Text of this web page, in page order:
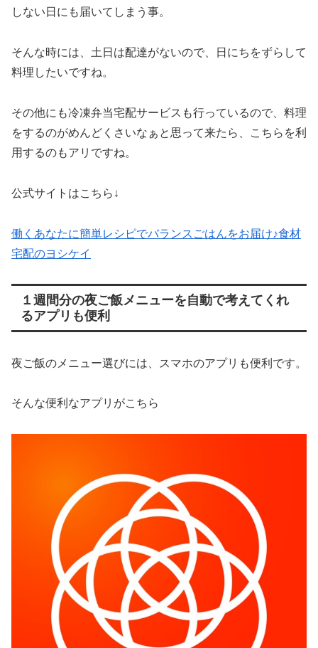
しない日にも届いてしまう事。
そんな時には、土日は配達がないので、日にちをずらして
料理したいですね。
その他にも冷凍弁当宅配サービスも行っているので、料理
をするのがめんどくさいなぁと思って来たら、こちらを利
用するのもアリですね。
公式サイトはこちら↓
働くあなたに簡単レシピでバランスごはんをお届け♪食材
宅配のヨシケイ
１週間分の夜ご飯メニューを自動で考えてくれ
るアプリも便利
夜ご飯のメニュー選びには、スマホのアプリも便利です。
そんな便利なアプリがこちら